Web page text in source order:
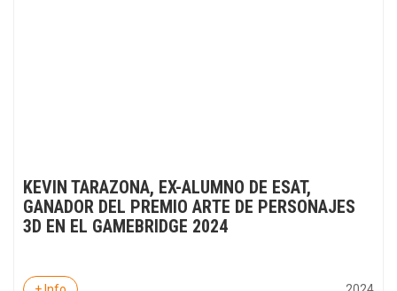
KEVIN TARAZONA, EX-ALUMNO DE ESAT,
GANADOR DEL PREMIO ARTE DE PERSONAJES
3D EN EL GAMEBRIDGE 2024